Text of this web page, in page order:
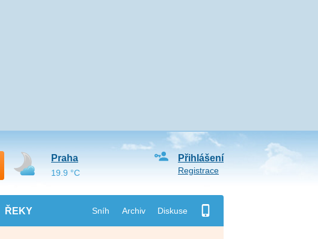
ŘEKY Sníh Archiv Diskuse
Přihlášení
Registrace
Praha
19.9 °C